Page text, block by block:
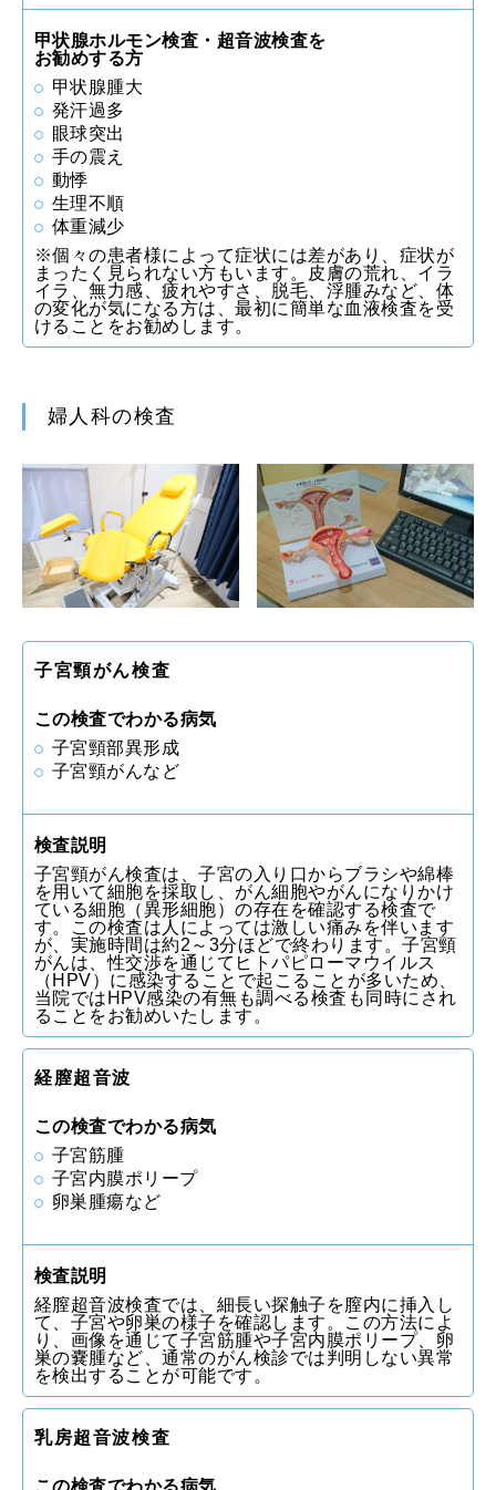
甲状腺ホルモン検査・超音波検査を
お勧めする方
甲状腺腫大
発汗過多
眼球突出
手の震え
動悸
生理不順
体重減少
※個々の患者様によって症状には差があり、症状が
まったく見られない方もいます。皮膚の荒れ、イラ
イラ、無力感、疲れやすさ、脱毛、浮腫みなど、体
の変化が気になる方は、最初に簡単な血液検査を受
けることをお勧めします。
婦人科の検査
子宮頸がん検査
この検査でわかる病気
子宮頸部異形成
子宮頸がんなど
検査説明
子宮頸がん検査は、子宮の入り口からブラシや綿棒
を用いて細胞を採取し、がん細胞やがんになりかけ
ている細胞（異形細胞）の存在を確認する検査で
す。この検査は人によっては激しい痛みを伴います
が、実施時間は約2～3分ほどで終わります。子宮頸
がんは、性交渉を通じてヒトパピローマウイルス
（HPV）に感染することで起こることが多いため、
当院ではHPV感染の有無も調べる検査も同時にされ
ることをお勧めいたします。
経膣超音波
この検査でわかる病気
子宮筋腫
子宮内膜ポリープ
卵巣腫瘍など
検査説明
経膣超音波検査では、細長い探触子を膣内に挿入し
て、子宮や卵巣の様子を確認します。この方法によ
り、画像を通じて子宮筋腫や子宮内膜ポリープ、卵
巣の嚢腫など、通常のがん検診では判明しない異常
を検出することが可能です。
乳房超音波検査